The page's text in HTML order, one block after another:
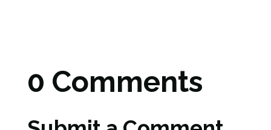
0 Comments